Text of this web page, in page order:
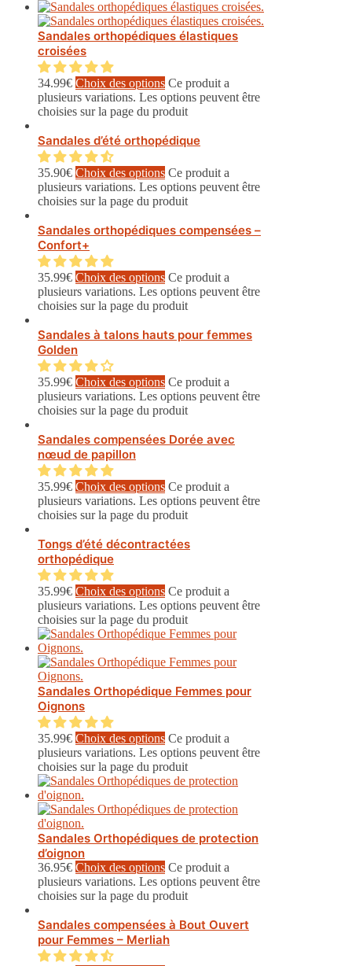
Sandales orthopédiques élastiques
croisées
34.99€ Choix des options Ce produit a
plusieurs variations. Les options peuvent être
choisies sur la page du produit
Sandales d’été orthopédique
35.90€ Choix des options Ce produit a
plusieurs variations. Les options peuvent être
choisies sur la page du produit
Sandales orthopédiques compensées –
Confort+
35.99€ Choix des options Ce produit a
plusieurs variations. Les options peuvent être
choisies sur la page du produit
Sandales à talons hauts pour femmes
Golden
35.99€ Choix des options Ce produit a
plusieurs variations. Les options peuvent être
choisies sur la page du produit
Sandales compensées Dorée avec
nœud de papillon
35.99€ Choix des options Ce produit a
plusieurs variations. Les options peuvent être
choisies sur la page du produit
Tongs d’été décontractées
orthopédique
35.99€ Choix des options Ce produit a
plusieurs variations. Les options peuvent être
choisies sur la page du produit
Sandales Orthopédique Femmes pour
Oignons
35.99€ Choix des options Ce produit a
plusieurs variations. Les options peuvent être
choisies sur la page du produit
Sandales Orthopédiques de protection
d’oignon
36.95€ Choix des options Ce produit a
plusieurs variations. Les options peuvent être
choisies sur la page du produit
Sandales compensées à Bout Ouvert
pour Femmes – Merliah